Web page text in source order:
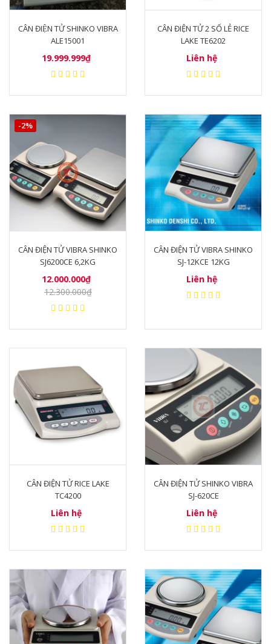
CÂN ĐIỆN TỬ SHINKO VIBRA
ALE15001
19.999.999₫
CÂN ĐIỆN TỬ 2 SỐ LẺ RICE
LAKE TE6202
Liên hệ
-2%
CÂN ĐIỆN TỬ VIBRA SHINKO
SJ6200CE 6,2KG
12.000.000₫
12.300.000₫
CÂN ĐIỆN TỬ VIBRA SHINKO
SJ-12KCE 12KG
Liên hệ
CÂN ĐIỆN TỬ RICE LAKE
TC4200
Liên hệ
CÂN ĐIỆN TỬ SHINKO VIBRA
SJ-620CE
Liên hệ